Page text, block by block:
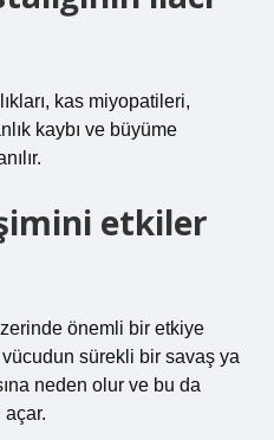
kas miyopatileri,
kaybı ve büyüme
etkiler
önemli bir etkiye
sürekli bir savaş ya
neden olur ve bu da